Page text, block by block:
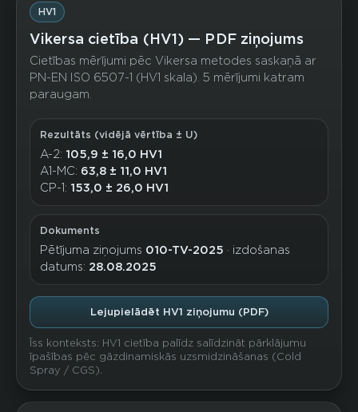
HV1
Vikersa cietība (HV1) — PDF ziņojums
Cietības mērījumi pēc Vikersa metodes saskaņā ar
PN-EN ISO 6507-1 (HV1 skala). 5 mērījumi katram
paraugam.
Rezultāts (vidējā vērtība ± U)
A-2: 105,9 ± 16,0 HV1
A1-MC: 63,8 ± 11,0 HV1
CP-1: 153,0 ± 26,0 HV1
Dokuments
Pētījuma ziņojums 010-TV-2025 · izdošanas
datums: 28.08.2025
Lejupielādēt HV1 ziņojumu (PDF)
Īss konteksts: HV1 cietība palīdz salīdzināt pārklājumu
īpašības pēc gāzdinamiskās uzsmidzināšanas (Cold
Spray / CGS).